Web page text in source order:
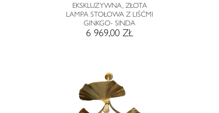
EKSKLUZYWNA, ZŁOTA
LAMPA STOŁOWA Z LIŚĆMI
GINKGO- SINDA
6 969,00 ZŁ